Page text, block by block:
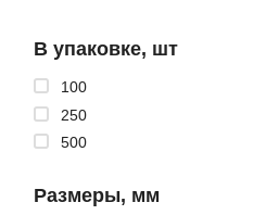
В упаковке, шт
100
250
500
Размеры, мм